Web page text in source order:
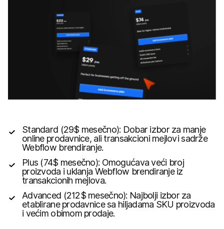
Standard (29$ mesečno): Dobar izbor za manje
online prodavnice, ali transakcioni mejlovi sadrže
Webflow brendiranje.
Plus (74$ mesečno): Omogućava veći broj
proizvoda i uklanja Webflow brendiranje iz
transakcionih mejlova.
Advanced (212$ mesečno): Najbolji izbor za
etablirane prodavnice sa hiljadama SKU proizvoda
i većim obimom prodaje.